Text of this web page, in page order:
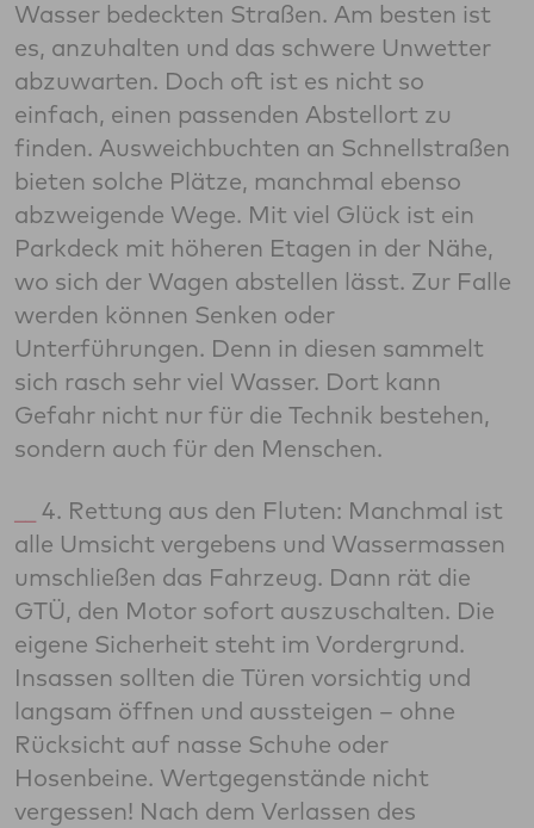
Wasser bedeckten Straßen. Am besten ist
es, anzuhalten und das schwere Unwetter
abzuwarten. Doch oft ist es nicht so
einfach, einen passenden Abstellort zu
finden. Ausweichbuchten an Schnellstraßen
bieten solche Plätze, manchmal ebenso
abzweigende Wege. Mit viel Glück ist ein
Parkdeck mit höheren Etagen in der Nähe,
wo sich der Wagen abstellen lässt. Zur Falle
werden können Senken oder
Unterführungen. Denn in diesen sammelt
sich rasch sehr viel Wasser. Dort kann
Gefahr nicht nur für die Technik bestehen,
sondern auch für den Menschen.
4. Rettung aus den Fluten: Manchmal ist
alle Umsicht vergebens und Wassermassen
umschließen das Fahrzeug. Dann rät die
GTÜ, den Motor sofort auszuschalten. Die
eigene Sicherheit steht im Vordergrund.
Insassen sollten die Türen vorsichtig und
langsam öffnen und aussteigen – ohne
Rücksicht auf nasse Schuhe oder
Hosenbeine. Wertgegenstände nicht
vergessen! Nach dem Verlassen des